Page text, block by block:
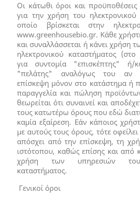
Οι κάτωθι όροι και
για την χρήση του ηλεκτρονικού
οποίο βρίσκεται στην
www.greenhousebio.gr. Κάθε
και συναλλάσσεται ή κάνει χρήση
ηλεκτρονικού καταστήματος
για συντομία "επισκέπτης" ή/
"πελάτης" αναλόγως του αν
επίσκεψη μόνον στο κατάστημα ή
παραγγελία και πώληση
θεωρείται ότι συναινεί και
τους κατωτέρω όρους που εδώ
καμία εξαίρεση. Εάν κάποιος
με αυτούς τους όρους, τότε
απόσχει από την επίσκεψη, τη
ιστότοπου, καθώς επίσης και από
χρήση των υπηρεσιών του
καταστήματος.
Γενικοί όροι